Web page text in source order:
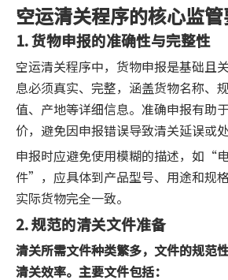
空运清关程序的核心监
1. 货物申报的准确性与完整性
空运清关程序中，货物申报是基础且
息必须真实、完整，涵盖货物名称、
值、产地等详细信息。准确申报有助
价，避免因申报错误导致清关延误或处
申报时应避免使用模糊的描述，如
件”，应具体到产品型号、用途和规
实际货物完全一致。
2. 规范的清关文件准备
清关所需文件种类繁多，文件的规范
清关效率。主要文件包括：